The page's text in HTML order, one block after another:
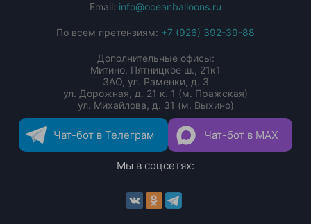
Email: info@oceanballoons.ru
По всем претензиям: +7 (926) 392-39-88
Дополнительные офисы:
Митино, Пятницкое ш., 21к1
ЗАО, ул. Раменки, д. 3
ул. Дорожная, д. 21 к. 1 (м. Пражская)
ул. Михайлова, д. 31 (м. Выхино)
Чат-бот в Телеграм Чат-бот в MAX
Мы в соцсетях: